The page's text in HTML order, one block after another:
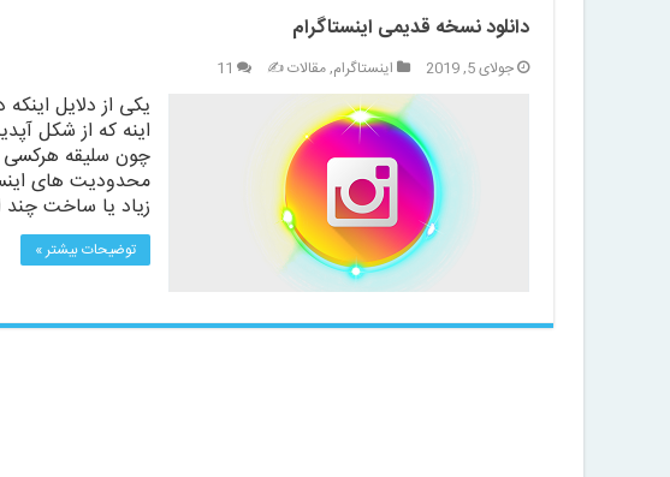
دانلود نسخه قدیمی اینستاگرام
جولای 5, 2019 اینستاگرام,مقالات ✍️ 11
یکی از دلایل
اینه که از شکل
چون سلیقه هرکسی
محدودیت های
زیاد یا ساخت
توضیحات بیشتر »